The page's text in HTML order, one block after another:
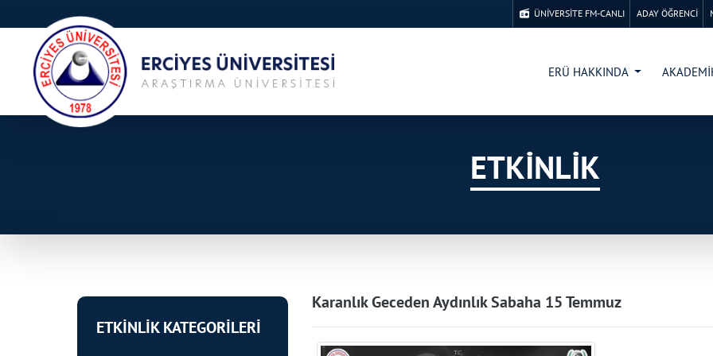
ÜNİVERSİTE FM-CANLI ADAY ÖĞRENCİ
ERÜ HAKKINDA
ETKİNLİK
ETKİNLİK KATEGORİLERİ
Karanlık Geceden Aydınlık Sabaha 15 Temmuz